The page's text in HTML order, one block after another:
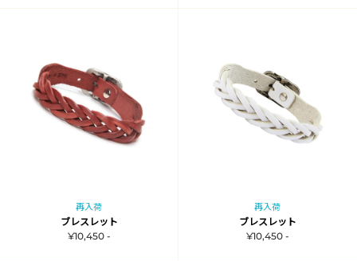
再入荷
ブレスレット
¥10,450 -
再入荷
ブレスレット
¥10,450 -